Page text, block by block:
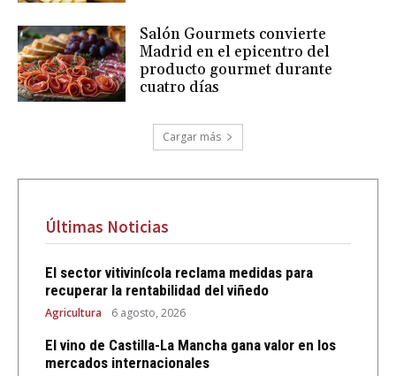
Salón Gourmets convierte
Madrid en el epicentro del
producto gourmet durante
cuatro días
Cargar más
Últimas Noticias
El sector vitivinícola reclama medidas para
recuperar la rentabilidad del viñedo
Agricultura 6 agosto, 2026
El vino de Castilla-La Mancha gana valor en los
mercados internacionales